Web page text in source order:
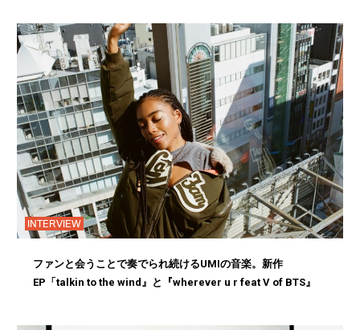
INTERVIEW
ファンと会うことで奏でられ続けるUMIの音楽。新作
EP「talkin to the wind』と『wherever u r feat V of BTS』